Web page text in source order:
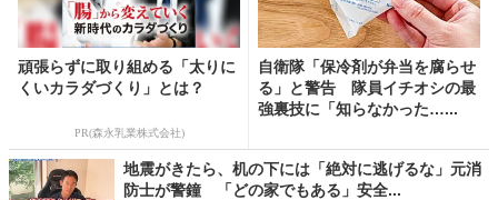
頑張らずに取り組める「太りに
くいカラダづくり」とは？
PR(森永乳業株式会社)
自衛隊「保冷剤が弁当を腐らせ
る」と警告 隊員イチオシの最
強裏技に「知らなかった…...
地震がきたら、机の下には「絶対に逃げるな」元消
防士が警鐘 「どの家でもある」安全...